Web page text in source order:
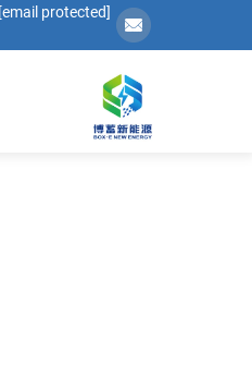
[email protected]